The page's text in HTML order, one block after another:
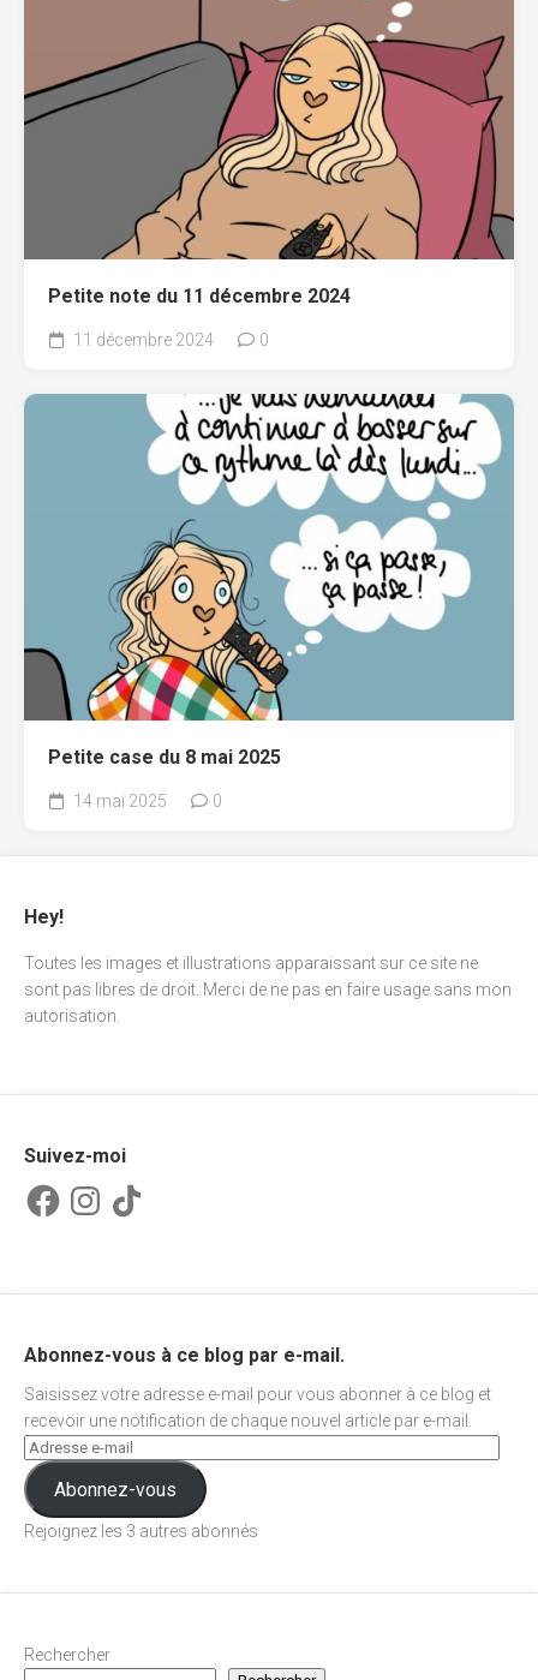
Petite note du 11 décembre 2024
11 décembre 2024 0
Petite case du 8 mai 2025
14 mai 2025 0
Hey!
Toutes les images et illustrations apparaissant sur ce site ne
sont pas libres de droit. Merci de ne pas en faire usage sans mon
autorisation.
Suivez-moi
FacebookInstagram
TikTok
Abonnez-vous à ce blog par e-mail.
Saisissez votre adresse e-mail pour vous abonner à ce blog et
recevoir une notification de chaque nouvel article par e-mail.
Abonnez-vous
Rejoignez les 3 autres abonnés
Rechercher